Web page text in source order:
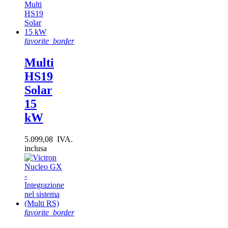
favorite_border
Multi
HS19
Solar
15
kW
5.099,08 IVA.
inclusa
favorite_border